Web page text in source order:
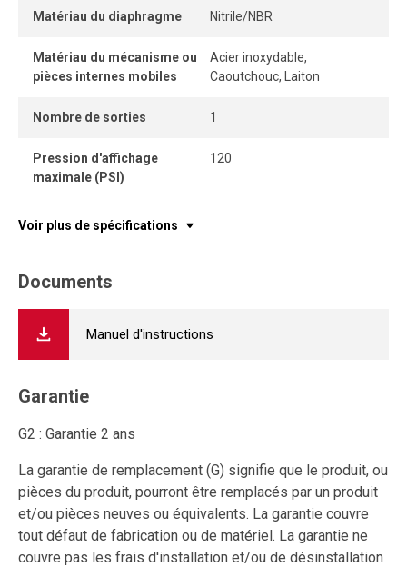
Matériau du diaphragme Nitrile/NBR
Matériau du mécanisme ou
pièces internes mobiles
Acier inoxydable,
Caoutchouc, Laiton
Nombre de sorties 1
Pression d'affichage
maximale (PSI)
120
Voir plus de spécifications
Documents
Manuel d'instructions
Garantie
G2 : Garantie 2 ans
La garantie de remplacement (G) signifie que le produit, ou
pièces du produit, pourront être remplacés par un produit
et/ou pièces neuves ou équivalents. La garantie couvre
tout défaut de fabrication ou de matériel. La garantie ne
couvre pas les frais d'installation et/ou de désinstallation